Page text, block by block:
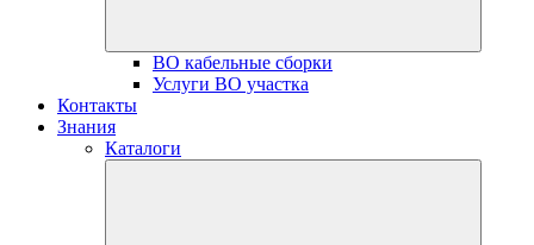
ВО кабельные сборки
Услуги ВО участка
Контакты
Знания
Каталоги